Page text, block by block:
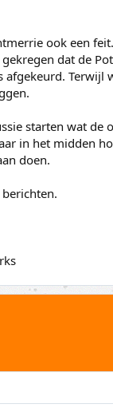
ook een feit.
dat de
Terwijl
starten wat de
in het midden
doen.